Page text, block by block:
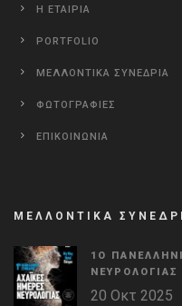
Η ΕΤΑΙΡΙΑ
PORTFOLIO
ΜΕΛΛΟΝΤΙΚΑ ΣΥΝΕΔΡΙΑ
ΦΩΤΟΓΡΑΦΙΕΣ
ΕΠΙΚΟΙΝΩΝΙΑ
ΜΕΛΛΟΝΤΙΚΑ
1Ο
ΝΕΥΡΟΛΟΓΊΑΣ
20 Οκτ 2025